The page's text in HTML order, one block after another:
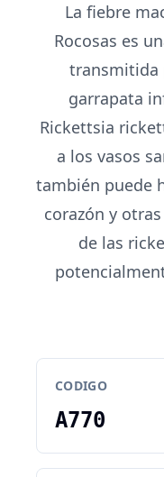
La fiebre
Rocosas es
transmitida
garrapata
Rickettsia
a los vasos
también puede
corazón y
de las
CODIGO
A770